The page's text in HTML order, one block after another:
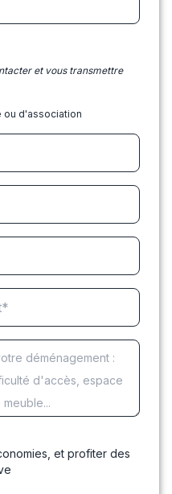
et vous transmettre
ou d'association
et profiter des